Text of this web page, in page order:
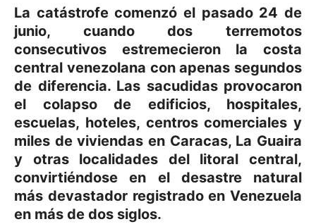
La catástrofe comenzó el pasado 24 de
junio, cuando dos terremotos
consecutivos estremecieron la costa
central venezolana con apenas segundos
de diferencia. Las sacudidas provocaron
el colapso de edificios, hospitales,
escuelas, hoteles, centros comerciales y
miles de viviendas en Caracas, La Guaira
y otras localidades del litoral central,
convirtiéndose en el desastre natural
más devastador registrado en Venezuela
en más de dos siglos.